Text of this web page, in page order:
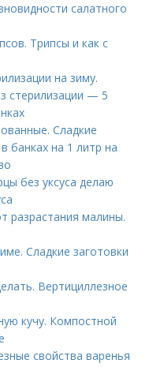
салатного
Трипсы и как с
на зиму.
стерилизации — 5
Сладкие
банках на 1 литр на
без уксуса делаю
разрастания малины.
Сладкие заготовки
Вертициллезное
кучу. Компостной
свойства варенья